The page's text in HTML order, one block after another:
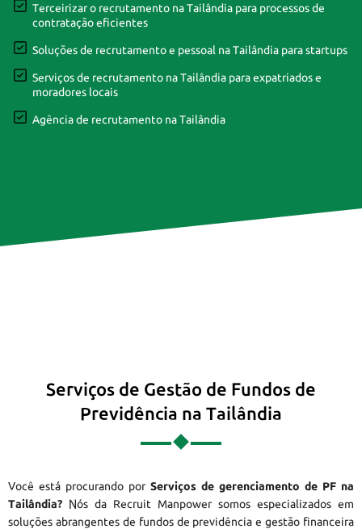
Terceirizar o recrutamento na Tailândia para processos de
contratação eficientes
Soluções de recrutamento e pessoal na Tailândia para startups
Serviços de recrutamento na Tailândia para expatriados e
moradores locais
Agência de recrutamento na Tailândia
Serviços de Gestão de Fundos de
Previdência na Tailândia
Você está procurando por Serviços de gerenciamento de PF na
Tailândia? Nós da Recruit Manpower somos especializados em
soluções abrangentes de fundos de previdência e gestão financeira